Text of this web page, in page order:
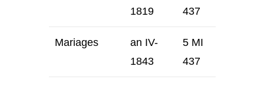
1819
437
Mariages
an IV-
1843
5 MI
437